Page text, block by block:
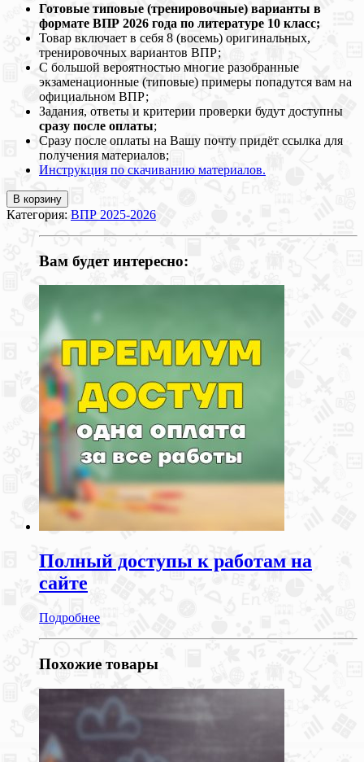
Готовые типовые (тренировочные) варианты в
формате ВПР 2026 года по литературе 10 класс;
Товар включает в себя 8 (восемь) оригинальных,
тренировочных вариантов ВПР;
С большой вероятностью многие разобранные
экзаменационные (типовые) примеры попадутся вам на
официальном ВПР;
Задания, ответы и критерии проверки будут доступны
сразу после оплаты;
Сразу после оплаты на Вашу почту придёт ссылка для
получения материалов;
Инструкция по скачиванию материалов.
В корзину
Категория: ВПР 2025-2026
Вам будет интересно:
Полный доступы к работам на
сайте
Подробнее
Похожие товары